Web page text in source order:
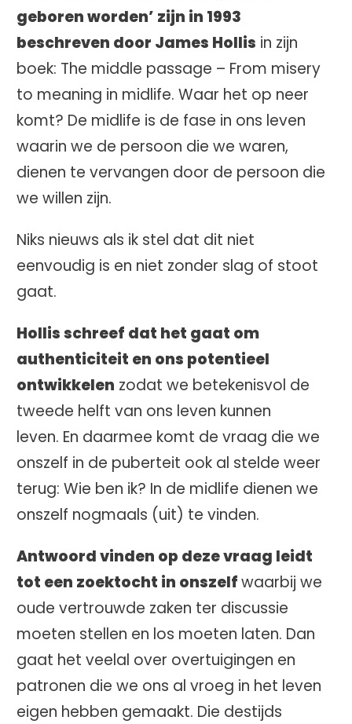
geboren worden’ zijn in 1993
beschreven door James Hollis in zijn
boek: The middle passage – From misery
to meaning in midlife. Waar het op neer
komt? De midlife is de fase in ons leven
waarin we de persoon die we waren,
dienen te vervangen door de persoon die
we willen zijn.
Niks nieuws als ik stel dat dit niet
eenvoudig is en niet zonder slag of stoot
gaat.
Hollis schreef dat het gaat om
authenticiteit en ons potentieel
ontwikkelen zodat we betekenisvol de
tweede helft van ons leven kunnen
leven. En daarmee komt de vraag die we
onszelf in de puberteit ook al stelde weer
terug: Wie ben ik? In de midlife dienen we
onszelf nogmaals (uit) te vinden.
Antwoord vinden op deze vraag leidt
tot een zoektocht in onszelfwaarbij we
oude vertrouwde zaken ter discussie
moeten stellen en los moeten laten. Dan
gaat het veelal over overtuigingen en
patronen die we ons al vroeg in het leven
eigen hebben gemaakt. Die destijds